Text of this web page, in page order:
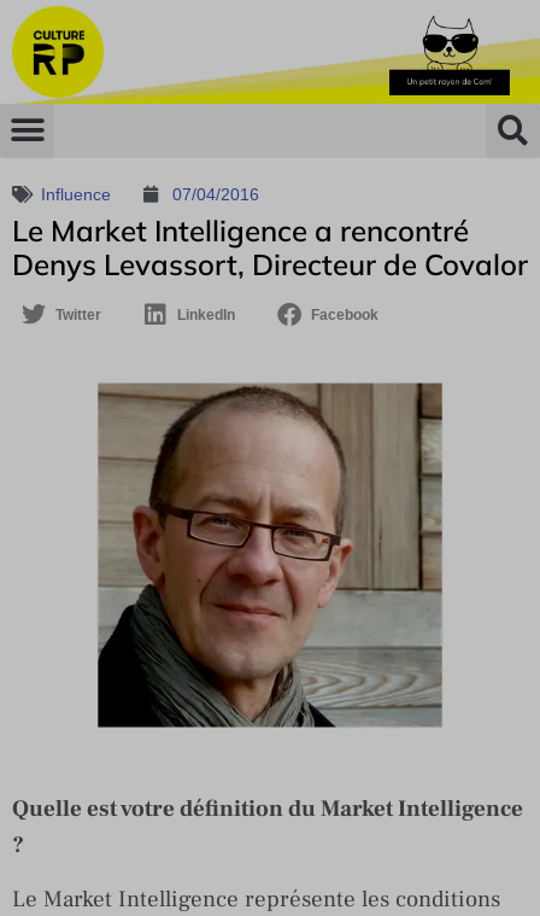
Influence 07/04/2016
Le Market Intelligence a rencontré
Denys Levassort, Directeur de Covalor
Twitter LinkedIn Facebook
Quelle est votre définition du Market Intelligence
?
Le Market Intelligence représente les conditions